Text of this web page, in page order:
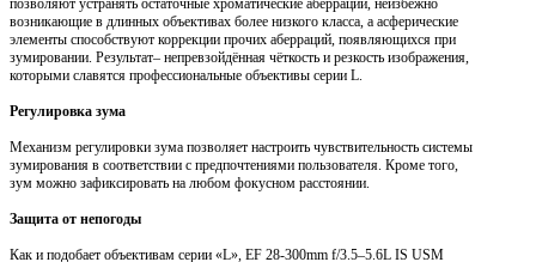
позволяют устранять остаточные хроматические аберрации, неизбежно
возникающие в длинных объективах более низкого класса, а асферические
элементы способствуют коррекции прочих аберраций, появляющихся при
зумировании. Результат– непревзойдённая чёткость и резкость изображения,
которыми славятся профессиональные объективы серии L.
Регулировка зума
Механизм регулировки зума позволяет настроить чувствительность системы
зумирования в соответствии с предпочтениями пользователя. Кроме того,
зум можно зафиксировать на любом фокусном расстоянии.
Защита от непогоды
Как и подобает объективам серии «L», EF 28-300mm f/3.5–5.6L IS USM